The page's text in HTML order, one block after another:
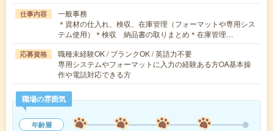
仕事内容
一般事務
＊資材の仕入れ、検収、在庫管理（フォーマットや専用シス
テム使用）＊検収 納品書の取りまとめ＊在庫管理…
応募資格
職種未経験OK / ブランクOK / 英語力不要
専用システムやフォーマットに入力の経験ある方OA基本操
作や電話対応できる方
職場の雰囲気
年齢層